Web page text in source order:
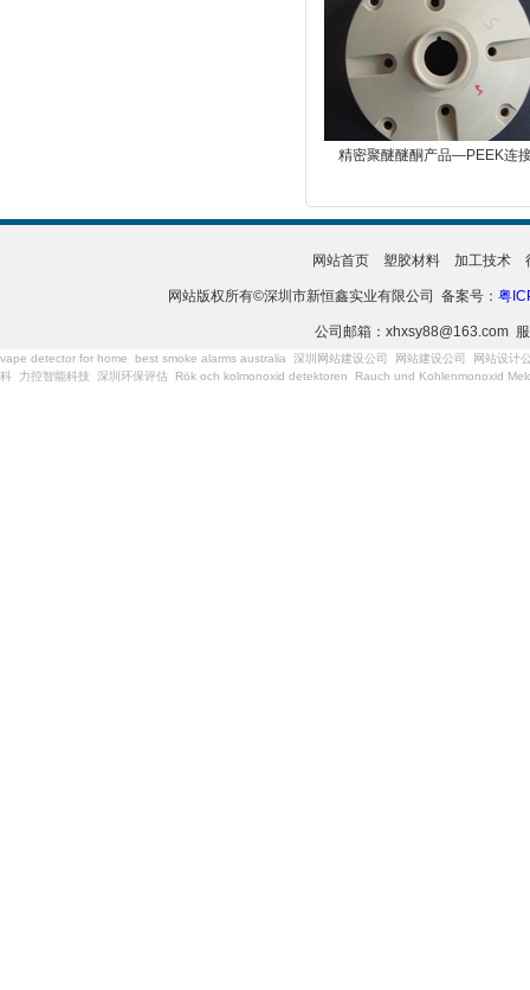
精密聚醚醚酮产品—PEEK连
网站首页 塑胶材料 加工技术
网站版权所有©深圳市新恒鑫实业有限公司 备案号： 粤
公司邮箱：xhxsy88@163.com
vape detector for home best smoke alarms australia 深圳网站建设公司 网站建设公司
网站设计
科
力控智能科技 深圳环保评估 Rök och kolmonoxid detektoren Rauch und Kohlenmonoxid